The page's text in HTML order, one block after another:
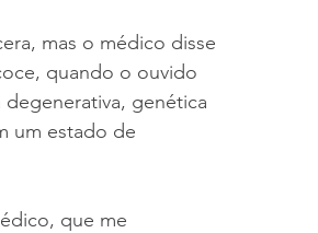
mas o médico disse
quando o ouvido
genética
um estado de
que me